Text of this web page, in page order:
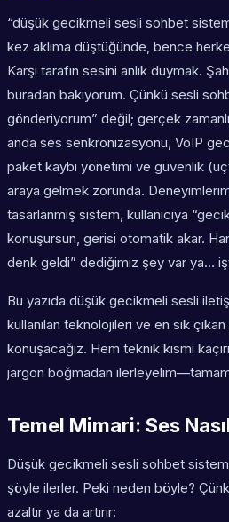
“düşük gecikmeli sesli sohbet
kez aklıma düştüğünde, bence
Karşı tarafın sesini anlık duymak.
buradan bakıyorum. Çünkü sesli
gönderiyorum” değil; gerçek
anda ses senkronizasyonu, VoIP
paket kaybı yönetimi ve güvenlik
araya gelmek zorunda.
tasarlanmış sistem, kullanıcıya
konuşursun, gerisi otomatik akar.
denk geldi” dediğimiz şey var ya…
Bu yazıda düşük gecikmeli sesli
kullanılan teknolojileri ve en sık
konuşacağız. Hem teknik kısmı
jargon boğmadan ilerleyelim—tamam
Temel Mimari: Ses
Düşük gecikmeli sesli sohbet
şöyle ilerler. Peki neden böyle?
azaltır ya da artırır: